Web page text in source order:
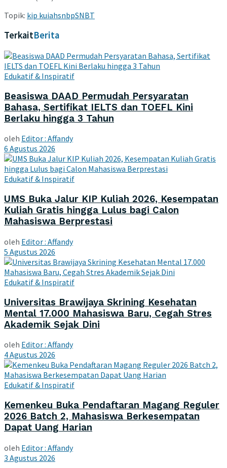
Topik: kip kuiahsnbpSNBT
TerkaitBerita
Edukatif & Inspiratif
Beasiswa DAAD Permudah Persyaratan
Bahasa, Sertifikat IELTS dan TOEFL Kini
Berlaku hingga 3 Tahun
oleh Editor : Affandy
6 Agustus 2026
Edukatif & Inspiratif
UMS Buka Jalur KIP Kuliah 2026, Kesempatan
Kuliah Gratis hingga Lulus bagi Calon
Mahasiswa Berprestasi
oleh Editor : Affandy
5 Agustus 2026
Edukatif & Inspiratif
Universitas Brawijaya Skrining Kesehatan
Mental 17.000 Mahasiswa Baru, Cegah Stres
Akademik Sejak Dini
oleh Editor : Affandy
4 Agustus 2026
Edukatif & Inspiratif
Kemenkeu Buka Pendaftaran Magang Reguler
2026 Batch 2, Mahasiswa Berkesempatan
Dapat Uang Harian
oleh Editor : Affandy
3 Agustus 2026